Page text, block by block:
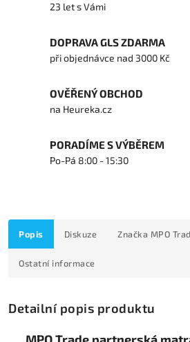
23 let s Vámi
DOPRAVA GLS ZDARMA
při objednávce nad 3000 Kč
OVĚŘENÝ OBCHOD
na Heureka.cz
PORADÍME S VÝBĚREM
Po-Pá 8:00 - 15:30
Popis Diskuze Značka MPO
Ostatní informace
Detailní popis produktu